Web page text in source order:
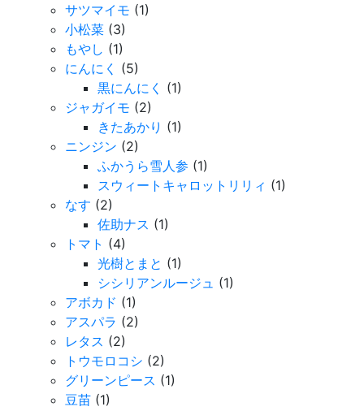
サツマイモ (1)
小松菜 (3)
もやし (1)
にんにく (5)
黒にんにく (1)
ジャガイモ (2)
きたあかり (1)
ニンジン (2)
ふかうら雪人参 (1)
スウィートキャロットリリィ (1)
なす (2)
佐助ナス (1)
トマト (4)
光樹とまと (1)
シシリアンルージュ (1)
アボカド (1)
アスパラ (2)
レタス (2)
トウモロコシ (2)
グリーンピース (1)
豆苗 (1)